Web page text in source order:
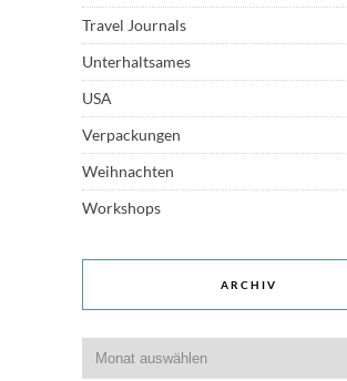
Travel Journals
Unterhaltsames
USA
Verpackungen
Weihnachten
Workshops
ARCHIV